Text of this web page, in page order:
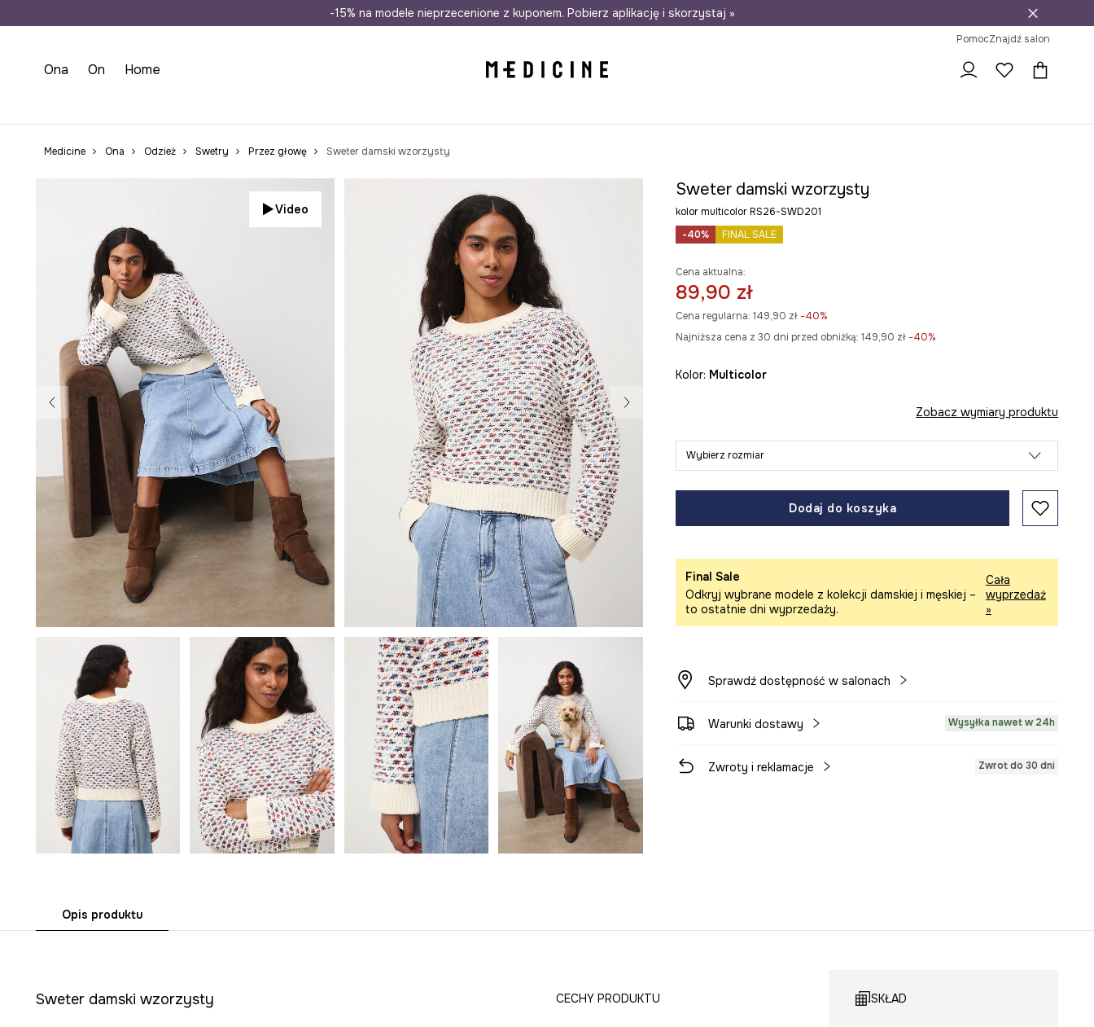
Wysyłka nawet w 24h Darmowa dostawa do salonów 30 dni na zwrot
-15% na modele nieprzecenione z kuponem. Pobierz aplikację i skorzystaj »
PomocZnajdź salon
Ona On Home
Medicine Ona Odzież Swetry Przez głowę Sweter damski wzorzysty
Video
Sweter damski wzorzysty
kolor multicolor RS26-SWD201
-40%
FINAL SALE
Cena aktualna:
89,90 zł
Cena regularna: 149,90 zł-40%
Najniższa cena z 30 dni przed obniżką: 149,90 zł -40%
Kolor: multicolor
Zobacz wymiary produktu
Wybierz rozmiar
Dodaj do koszyka
Final Sale
Odkryj wybrane modele z kolekcji damskiej i męskiej –
to ostatnie dni wyprzedaży.
Cała
wyprzedaż
»
Sprawdź dostępność w salonach
Warunki dostawy Wysyłka nawet w 24h
Zwroty i reklamacje Zwrot do 30 dni
Opis produktu
Sweter damski wzorzysty CECHY PRODUKTU SKŁAD